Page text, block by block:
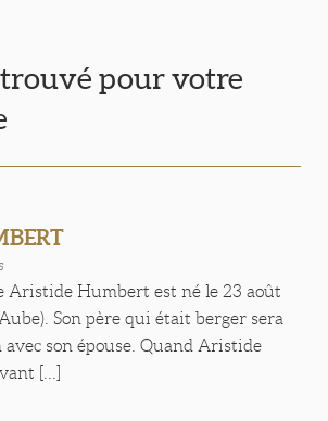
pour votre
Aristide Humbert est né le 23 août
Son père qui était berger sera
son épouse. Quand Aristide
[...]